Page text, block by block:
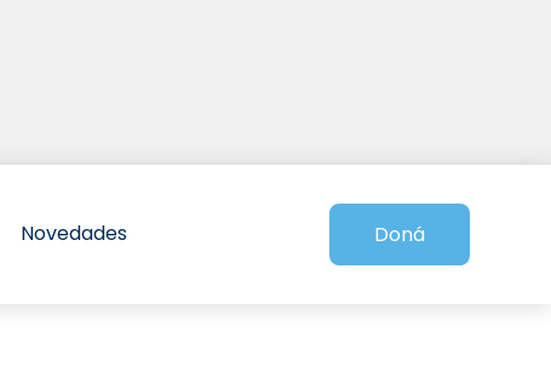
Novedades Doná